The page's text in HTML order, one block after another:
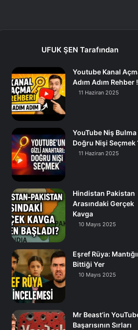
UFUK ŞEN Tarafından
Youtube Kanal
Adım Adım Rehber !
11 Haziran 2025
YouTube Niş Bulma
Doğru Nişi Seçmek
11 Haziran 2025
Hindistan Pakistan
Arasındaki Gerçek
Kavga
10 Mayıs 2025
Eşref Rüya:
Bittiği Yer
10 Mayıs 2025
Mr Beast’in
Başarısının Sırları